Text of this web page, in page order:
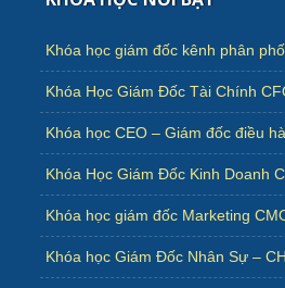
Khóa học giám đốc kênh phân
Khóa Học Giám Đốc Tài Chính
Khóa học CEO – Giám đốc điều
Khóa Học Giám Đốc Kinh Doanh
Khóa học giám đốc Marketing
Khóa học Giám Đốc Nhân Sự –